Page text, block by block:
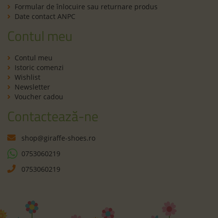
Formular de înlocuire sau returnare produs
Date contact ANPC
Contul meu
Contul meu
Istoric comenzi
Wishlist
Newsletter
Voucher cadou
Contactează-ne
shop@giraffe-shoes.ro
0753060219
0753060219